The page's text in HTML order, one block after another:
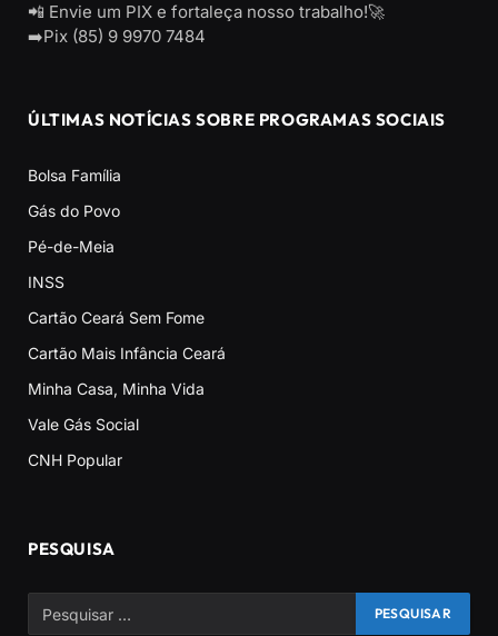
📲 Envie um PIX e fortaleça nosso trabalho!🚀
➡️Pix (85) 9 9970 7484
ÚLTIMAS NOTÍCIAS SOBRE PROGRAMAS SOCIAIS
Bolsa Família
Gás do Povo
Pé-de-Meia
INSS
Cartão Ceará Sem Fome
Cartão Mais Infância Ceará
Minha Casa, Minha Vida
Vale Gás Social
CNH Popular
PESQUISA